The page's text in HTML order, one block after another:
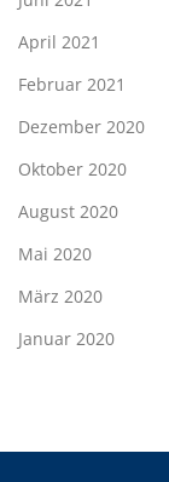
April 2021
Februar 2021
Dezember 2020
Oktober 2020
August 2020
Mai 2020
März 2020
Januar 2020